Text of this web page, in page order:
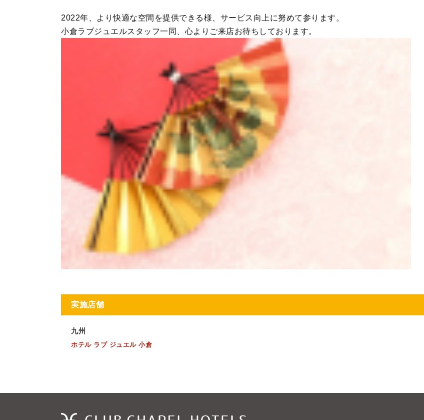
2022年、より快適な空間を提供できる様、サービス向上に努めて参ります。
小倉ラブジュエルスタッフ一同、心よりご来店お待ちしております。
実施店舗
九州
ホテル ラブ ジュエル 小倉